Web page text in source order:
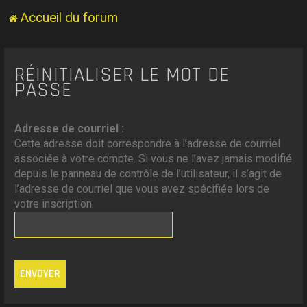
Accueil du forum
RÉINITIALISER LE MOT DE
PASSE
Adresse de courriel :
Cette adresse doit correspondre à l’adresse de courriel
associée à votre compte. Si vous ne l’avez jamais modifié
depuis le panneau de contrôle de l’utilisateur, il s’agit de
l’adresse de courriel que vous avez spécifiée lors de
votre inscription.